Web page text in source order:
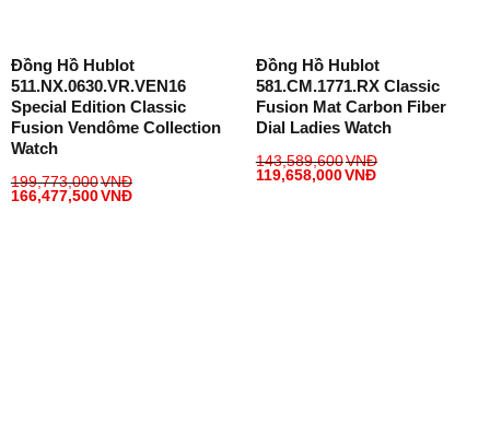
Đồng Hồ Hublot
511.NX.0630.VR.VEN16
Special Edition Classic
Fusion Vendôme Collection
Watch
199,773,000VNĐ
166,477,500VNĐ
Đồng Hồ Hublot
581.CM.1771.RX Classic
Fusion Mat Carbon Fiber
Dial Ladies Watch
143,589,600VNĐ
119,658,000VNĐ